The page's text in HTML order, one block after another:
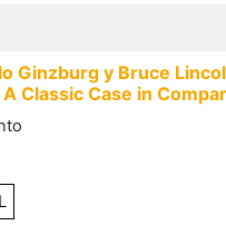
Ginzburg y Bruce
Classic Case in